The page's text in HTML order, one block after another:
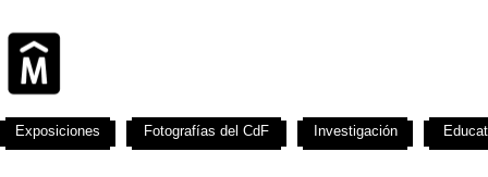
Exposiciones Fotografías del CdF Investigación